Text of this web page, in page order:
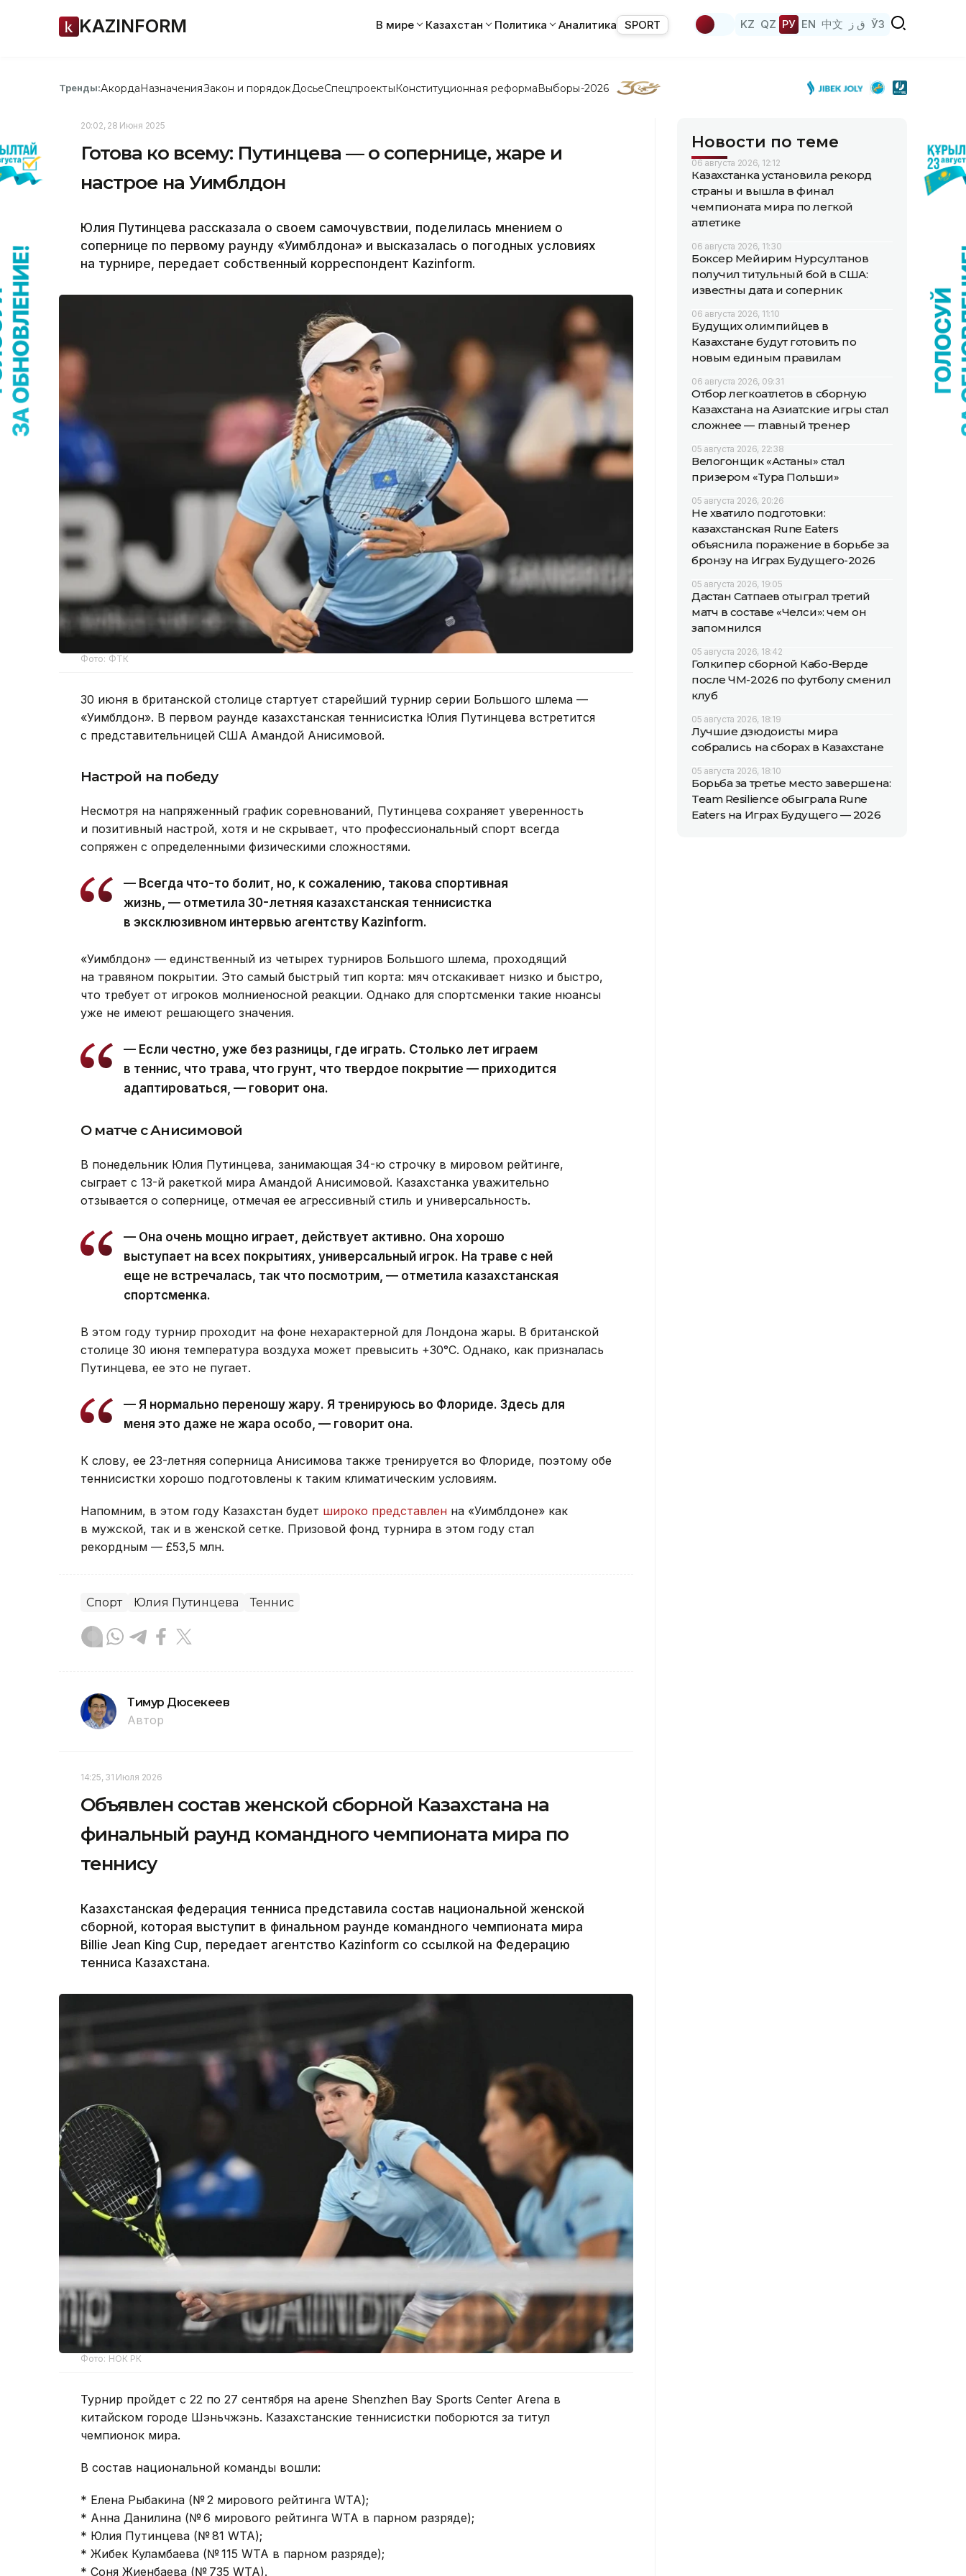
KAZINFORM В мире Казахстан Политика Аналитика SPORT KZ QZ РУ EN 中文 ق ز ЎЗ
Тренды:АкордаНазначенияЗакон и порядок ДосьеСпецпроектыКонституционная реформаВыборы-2026
20:02, 28 Июня 2025
Готова ко всему: Путинцева — о сопернице, жаре и
настрое на Уимблдон
Юлия Путинцева рассказала о своем самочувствии, поделилась мнением о
сопернице по первому раунду «Уимблдона» и высказалась о погодных условиях
на турнире, передает собственный корреспондент Kazinform.
Фото: ФТК
30 июня в британской столице стартует старейший турнир серии Большого шлема —
«Уимблдон». В первом раунде казахстанская теннисистка Юлия Путинцева встретится
с представительницей США Амандой Анисимовой.
Настрой на победу
Несмотря на напряженный график соревнований, Путинцева сохраняет уверенность
и позитивный настрой, хотя и не скрывает, что профессиональный спорт всегда
сопряжен с определенными физическими сложностями.
— Всегда что-то болит, но, к сожалению, такова спортивная
жизнь, — отметила 30-летняя казахстанская теннисистка
в эксклюзивном интервью агентству Kazinform.
«Уимблдон» — единственный из четырех турниров Большого шлема, проходящий
на травяном покрытии. Это самый быстрый тип корта: мяч отскакивает низко и быстро,
что требует от игроков молниеносной реакции. Однако для спортсменки такие нюансы
уже не имеют решающего значения.
— Если честно, уже без разницы, где играть. Столько лет играем
в теннис, что трава, что грунт, что твердое покрытие — приходится
адаптироваться, — говорит она.
О матче с Анисимовой
В понедельник Юлия Путинцева, занимающая 34-ю строчку в мировом рейтинге,
сыграет с 13-й ракеткой мира Амандой Анисимовой. Казахстанка уважительно
отзывается о сопернице, отмечая ее агрессивный стиль и универсальность.
— Она очень мощно играет, действует активно. Она хорошо
выступает на всех покрытиях, универсальный игрок. На траве с ней
еще не встречалась, так что посмотрим, — отметила казахстанская
спортсменка.
В этом году турнир проходит на фоне нехарактерной для Лондона жары. В британской
столице 30 июня температура воздуха может превысить +30°C. Однако, как призналась
Путинцева, ее это не пугает.
— Я нормально переношу жару. Я тренируюсь во Флориде. Здесь для
меня это даже не жара особо, — говорит она.
К слову, ее 23-летняя соперница Анисимова также тренируется во Флориде, поэтому обе
теннисистки хорошо подготовлены к таким климатическим условиям.
Напомним, в этом году Казахстан будет широко представлен на «Уимблдоне» как
в мужской, так и в женской сетке. Призовой фонд турнира в этом году стал
рекордным — £53,5 млн.
Спорт Юлия Путинцева Теннис
Тимур Дюсекеев
Автор
14:25, 31 Июля 2026
Объявлен состав женской сборной Казахстана на
финальный раунд командного чемпионата мира по
теннису
Казахстанская федерация тенниса представила состав национальной женской
сборной, которая выступит в финальном раунде командного чемпионата мира
Billie Jean King Cup, передает агентство Kazinform со ссылкой на Федерацию
тенниса Казахстана.
Фото: НОК РК
Турнир пройдет с 22 по 27 сентября на арене Shenzhen Bay Sports Center Arena в
китайском городе Шэньчжэнь. Казахстанские теннисистки поборются за титул
чемпионок мира.
В состав национальной команды вошли:
* Елена Рыбакина (№ 2 мирового рейтинга WTA);
* Анна Данилина (№ 6 мирового рейтинга WTA в парном разряде);
* Юлия Путинцева (№ 81 WTA);
* Жибек Куламбаева (№ 115 WTA в парном разряде);
* Соня Жиенбаева (№ 735 WTA).
Новости по теме
06 августа 2026, 12:12
Казахстанка установила рекорд
страны и вышла в финал
чемпионата мира по легкой
атлетике
06 августа 2026, 11:30
Боксер Мейирим Нурсултанов
получил титульный бой в США:
известны дата и соперник
06 августа 2026, 11:10
Будущих олимпийцев в
Казахстане будут готовить по
новым единым правилам
06 августа 2026, 09:31
Отбор легкоатлетов в сборную
Казахстана на Азиатские игры стал
сложнее — главный тренер
05 августа 2026, 22:38
Велогонщик «Астаны» стал
призером «Тура Польши»
05 августа 2026, 20:26
Не хватило подготовки:
казахстанская Rune Eaters
объяснила поражение в борьбе за
бронзу на Играх Будущего-2026
05 августа 2026, 19:05
Дастан Сатпаев отыграл третий
матч в составе «Челси»: чем он
запомнился
05 августа 2026, 18:42
Голкипер сборной Кабо-Верде
после ЧМ-2026 по футболу сменил
клуб
05 августа 2026, 18:19
Лучшие дзюдоисты мира
собрались на сборах в Казахстане
05 августа 2026, 18:10
Борьба за третье место завершена:
Team Resilience обыграла Rune
Eaters на Играх Будущего — 2026